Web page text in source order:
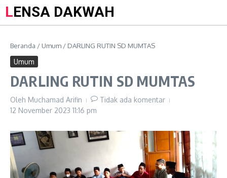
LENSA DAKWAH
Beranda / Umum / DARLING RUTIN SD MUMTAS
Umum
DARLING RUTIN SD MUMTAS
Oleh Muchamad Arifin
Tidak ada komentar
12 November 2023 11:16 pm